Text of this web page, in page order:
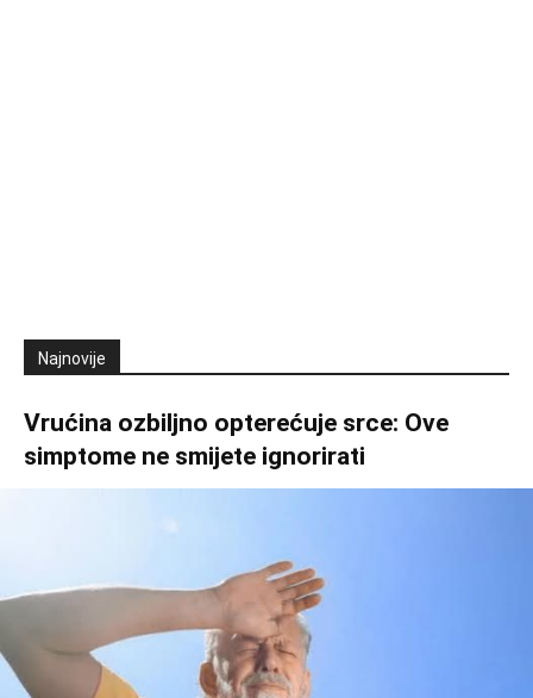
Najnovije
Vrućina ozbiljno opterećuje srce: Ove
simptome ne smijete ignorirati